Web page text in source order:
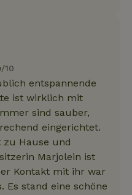
/10
entspannende
ist wirklich mit
sind sauber,
eingerichtet.
Hause und
Marjolein ist
Kontakt mit ihr war
Es stand eine schöne